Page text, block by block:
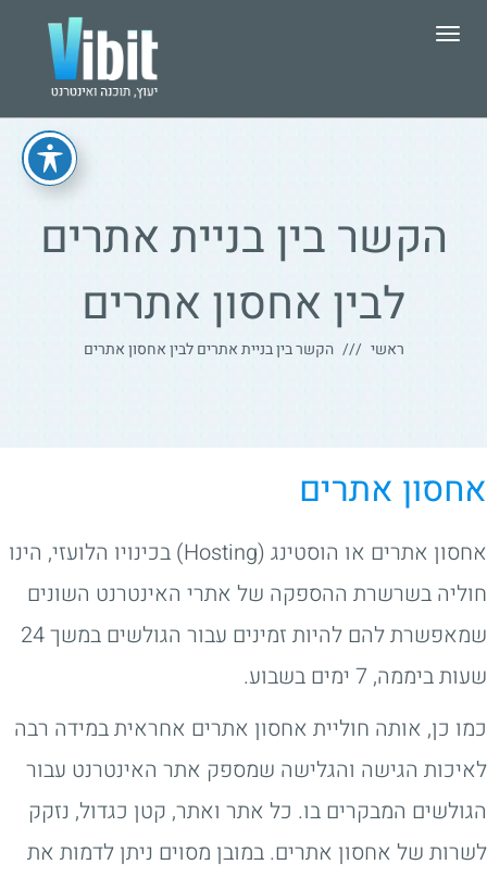
תפריט
הקשר בין בניית אתרים
לבין אחסון אתרים
ראשי הקשר בין בניית אתרים לבין אחסון אתרים
אחסון אתרים
אחסון אתרים או הוסטינג (Hosting) בכינויו הלועזי, הינו
חוליה בשרשרת ההספקה של אתרי האינטרנט השונים
שמאפשרת להם להיות זמינים עבור הגולשים במשך 24
שעות ביממה, 7 ימים בשבוע.
כמו כן, אותה חוליית אחסון אתרים אחראית במידה רבה
לאיכות הגישה והגלישה שמספק אתר האינטרנט עבור
הגולשים המבקרים בו. כל אתר ואתר, קטן כגדול, נזקק
לשרות של אחסון אתרים. במובן מסוים ניתן לדמות את